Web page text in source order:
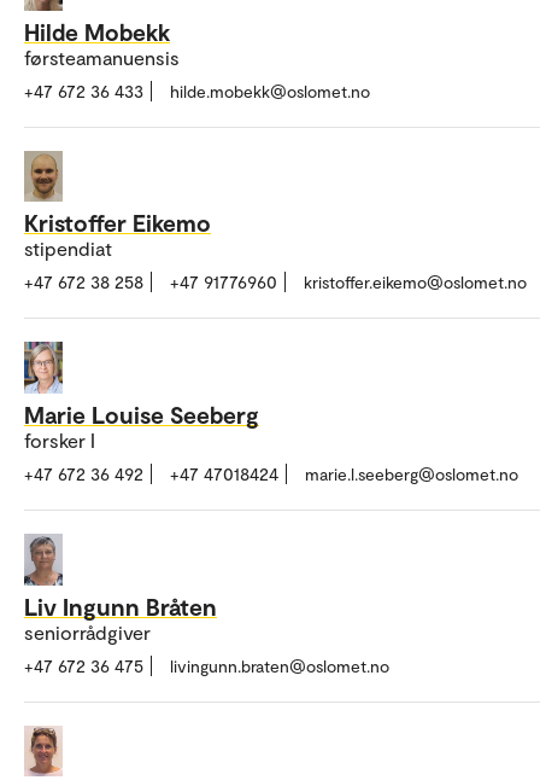
Hilde Mobekk
førsteamanuensis
+47 672 36 433 hilde.mobekk@oslomet.no
Kristoffer Eikemo
stipendiat
+47 672 38 258 +47 91776960 kristoffer.eikemo@oslomet.no
Marie Louise Seeberg
forsker I
+47 672 36 492 +47 47018424 marie.l.seeberg@oslomet.no
Liv Ingunn Bråten
seniorrådgiver
+47 672 36 475 livingunn.braten@oslomet.no